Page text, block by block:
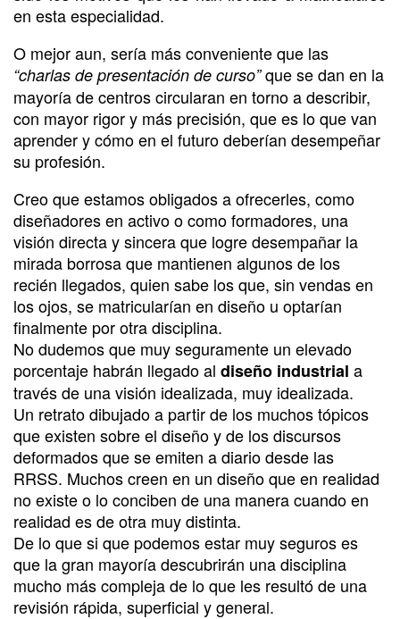
en esta especialidad.
O mejor aun, sería más conveniente que las
“charlas de presentación de curso”que se dan en la
mayoría de centros circularan en torno a describir,
con mayor rigor y más precisión, que es lo que van
aprender y cómo en el futuro deberían desempeñar
su profesión.
Creo que estamos obligados a ofrecerles, como
diseñadores en activo o como formadores, una
visión directa y sincera que logre desempañar la
mirada borrosa que mantienen algunos de los
recién llegados, quien sabe los que, sin vendas en
los ojos, se matricularían en diseño u optarían
finalmente por otra disciplina.
No dudemos que muy seguramente un elevado
porcentaje habrán llegado al diseño industrial a
través de una visión idealizada, muy idealizada.
Un retrato dibujado a partir de los muchos tópicos
que existen sobre el diseño y de los discursos
deformados que se emiten a diario desde las
RRSS. Muchos creen en un diseño que en realidad
no existe o lo conciben de una manera cuando en
realidad es de otra muy distinta.
De lo que si que podemos estar muy seguros es
que la gran mayoría descubrirán una disciplina
mucho más compleja de lo que les resultó de una
revisión rápida, superficial y general.